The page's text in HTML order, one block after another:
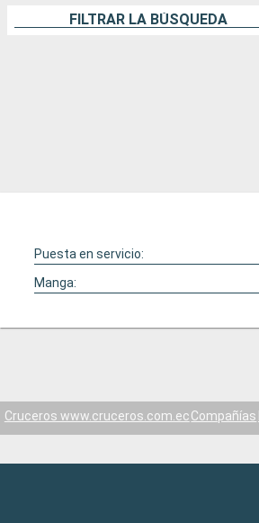
FILTRAR LA BÚSQUEDA
Puesta en servicio:
Manga:
Cruceros www.cruceros.com.ecCompañías